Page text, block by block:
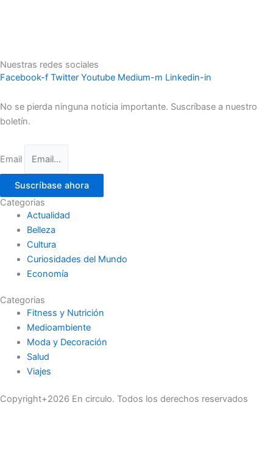
Nuestras redes sociales
Facebook-f Twitter Youtube Medium-m Linkedin-in
No se pierda ninguna noticia importante. Suscríbase a nuestro
boletín.
Email
Suscríbase ahora
Categorias
Actualidad
Belleza
Cultura
Curiosidades del Mundo
Economía
Categorias
Fitness y Nutrición
Medioambiente
Moda y Decoración
Salud
Viajes
Copyright+2026 En circulo. Todos los derechos reservados